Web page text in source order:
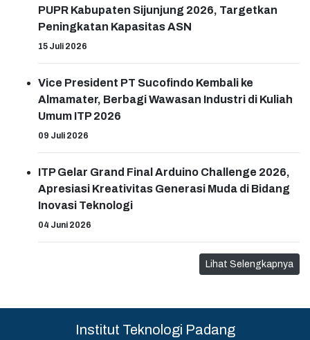
PUPR Kabupaten Sijunjung 2026, Targetkan
Peningkatan Kapasitas ASN
15 Juli 2026
Vice President PT Sucofindo Kembali ke
Almamater, Berbagi Wawasan Industri di Kuliah
Umum ITP 2026
09 Juli 2026
ITP Gelar Grand Final Arduino Challenge 2026,
Apresiasi Kreativitas Generasi Muda di Bidang
Inovasi Teknologi
04 Juni 2026
Lihat Selengkapnya
Institut Teknologi Padang